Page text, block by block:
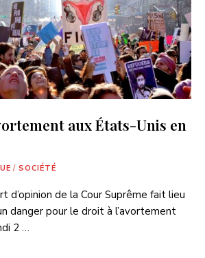
aux États-Unis en
/ SOCIÉTÉ
d’opinion de la Cour Suprême fait lieu
danger pour le droit à l’avortement
2 …